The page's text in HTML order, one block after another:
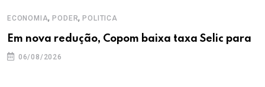
ECONOMIA,PODER,POLITICA
Em nova redução, Copom baixa taxa Selic para
06/08/2026